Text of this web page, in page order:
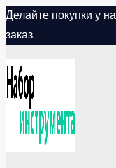
Skip
to
Делайте покупки у
заказ.